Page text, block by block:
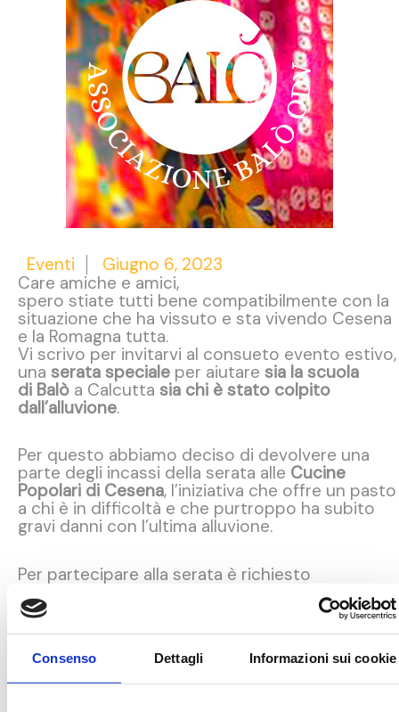
Consenso Dettagli Informazioni sui cookie
Eventi
Giugno 6, 2023
Care amiche e amici,
spero stiate tutti bene compatibilmente con la
situazione che ha vissuto e sta vivendo Cesena
e la Romagna tutta.
Vi scrivo per invitarvi al consueto evento estivo,
una serata speciale per aiutare sia la scuola
di Balò a Calcutta sia chi è stato colpito
dall’alluvione.
Per questo abbiamo deciso di devolvere una
parte degli incassi della serata alle Cucine
Popolari di Cesena, l’iniziativa che offre un pasto
a chi è in difficoltà e che purtroppo ha subito
gravi danni con l’ultima alluvione.
Per partecipare alla serata è richiesto
Per effettuare il pagamento del contributo vi
chiediamo gentilmente di effettuare un bonifico
Associazione Balò ODV
IBAN: IT06F0623023934000030097089